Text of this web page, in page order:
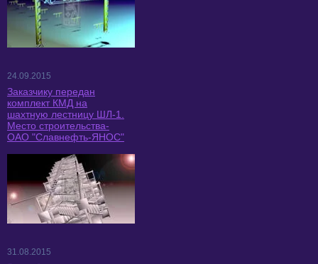
24.09.2015
Заказчику передан
комплект КМД на
шахтную лестницу ШЛ-1.
Место строительства-
ОАО "Славнефть-ЯНОС"
31.08.2015